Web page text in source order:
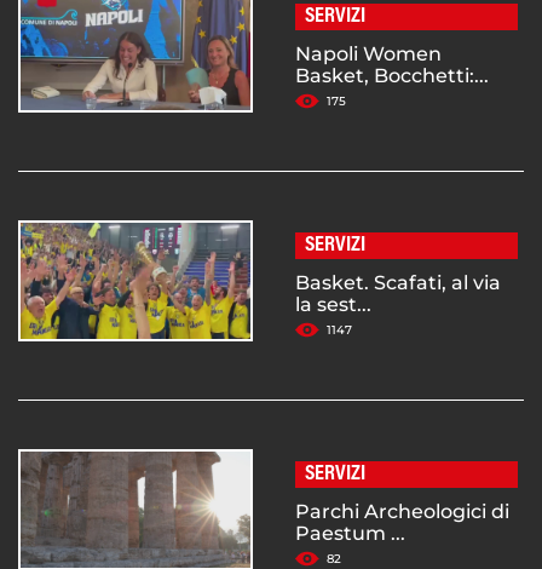
SERVIZI
Napoli Women
Basket, Bocchetti:...
175
SERVIZI
Basket. Scafati, al via
la sest...
1147
SERVIZI
Parchi Archeologici di
Paestum ...
82